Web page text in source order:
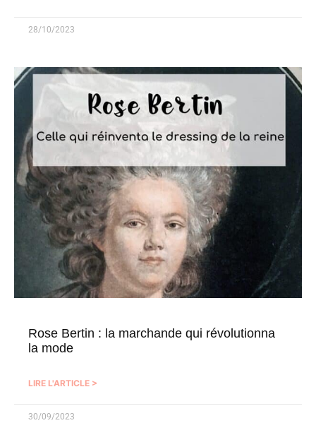
28/10/2023
Rose Bertin : la marchande qui révolutionna
la mode
LIRE L'ARTICLE >
30/09/2023